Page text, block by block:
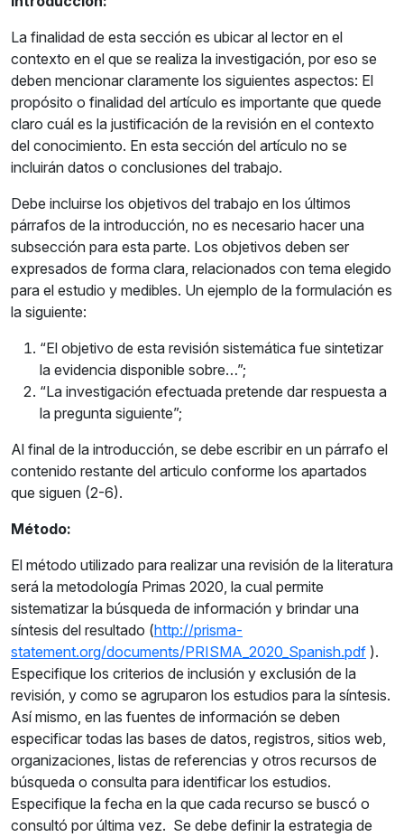
La finalidad de esta sección es ubicar al lector en el
contexto en el que se realiza la investigación, por eso se
deben mencionar claramente los siguientes aspectos: El
propósito o finalidad del artículo es importante que quede
claro cuál es la justificación de la revisión en el contexto
del conocimiento. En esta sección del artículo no se
incluirán datos o conclusiones del trabajo.
Debe incluirse los objetivos del trabajo en los últimos
párrafos de la introducción, no es necesario hacer una
subsección para esta parte. Los objetivos deben ser
expresados de forma clara, relacionados con tema elegido
para el estudio y medibles. Un ejemplo de la formulación es
la siguiente:
“El objetivo de esta revisión sistemática fue sintetizar
la evidencia disponible sobre…”;
“La investigación efectuada pretende dar respuesta a
la pregunta siguiente”;
Al final de la introducción, se debe escribir en un párrafo el
contenido restante del articulo conforme los apartados
que siguen (2-6).
Método:
El método utilizado para realizar una revisión de la literatura
será la metodología Primas 2020, la cual permite
sistematizar la búsqueda de información y brindar una
síntesis del resultado (http://prisma-
statement.org/documents/PRISMA_2020_Spanish.pdf ).
Especifique los criterios de inclusión y exclusión de la
revisión, y como se agruparon los estudios para la síntesis.
Así mismo, en las fuentes de información se deben
especificar todas las bases de datos, registros, sitios web,
organizaciones, listas de referencias y otros recursos de
búsqueda o consulta para identificar los estudios.
Especifique la fecha en la que cada recurso se buscó o
consultó por última vez. Se debe definir la estrategia de